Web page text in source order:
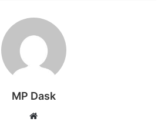
MP Dask
Website